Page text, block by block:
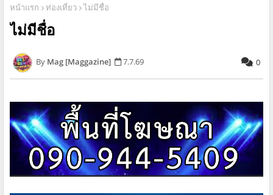
หน้าแรก ท่องเที่ยว ไม่มีชื่อ
ไม่มีชื่อ
Mag [Maggazine] 7.7.69 0